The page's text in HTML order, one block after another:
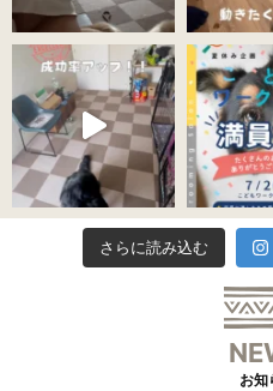
さらに読み込む
お知